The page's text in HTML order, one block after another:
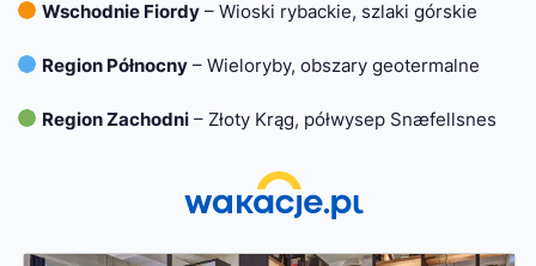
Wschodnie Fiordy – Wioski rybackie, szlaki górskie
Region Północny – Wieloryby, obszary geotermalne
Region Zachodni – Złoty Krąg, półwysep Snæfellsnes